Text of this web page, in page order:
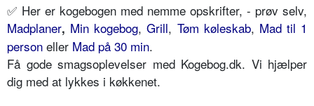
✅ Her er kogebogen med nemme opskrifter, - prøv selv,
Madplaner, Min kogebog,Grill, Tøm køleskab, Mad til 1
person eller Mad på 30 min.
Få gode smagsoplevelser med Kogebog.dk. Vi hjælper
dig med at lykkes i køkkenet.